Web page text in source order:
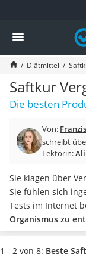
Die beliebtesten
Drogerie
Inhalator
Haarschneider
Rollator
Braun Rasierer
Katzenklappe (Chip)
Masturbator
Massagepistole
Reisehaartrockner
Eiweißpulver
Magnesiumpräparat
Katzenklappe
Nackenmassagegerät
Zeckenschutz Katze
Diätmittel
Saftkur
Die besten
Von:
schreibt
Lektorin:
Sie klagen über
Sie fühlen sich
Tests im Internet
Organismus zu
oder auch
Ihrer Saftkur
1 - 2 von 8: Beste